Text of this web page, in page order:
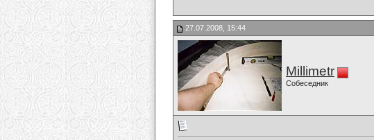
27.07.2008, 15:44
Millimetr
Собеседник